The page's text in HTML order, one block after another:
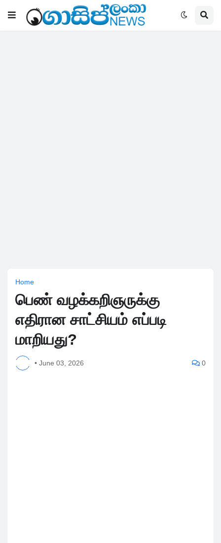
Home
பெண் வழக்கறிஞருக்கு
எதிரான சாட்சியம் எப்படி
மாறியது?
• June 03, 2026 0